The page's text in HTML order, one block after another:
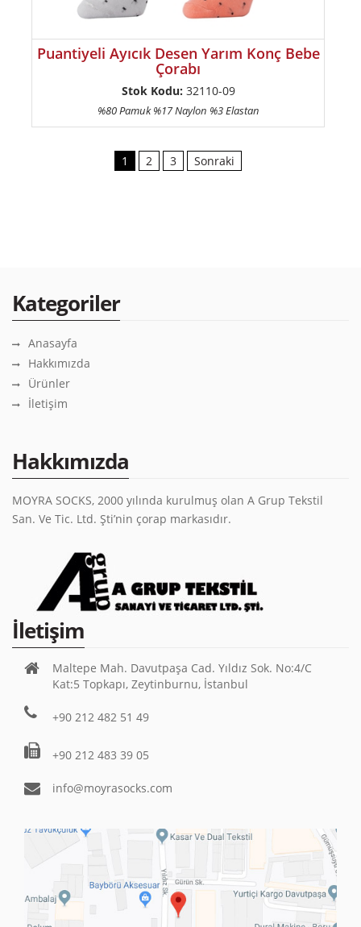
Puantiyeli Ayıcık Desen Yarım Konç Bebe
Çorabı
Stok Kodu: 32110-09
%80 Pamuk %17 Naylon %3 Elastan
1 2 3 Sonraki
Kategoriler
Anasayfa
Hakkımızda
Ürünler
İletişim
Hakkımızda
MOYRA SOCKS, 2000 yılında kurulmuş olan A Grup Tekstil
San. Ve Tic. Ltd. Şti’nin çorap markasıdır.
İletişim
Maltepe Mah. Davutpaşa Cad. Yıldız Sok. No:4/C
Kat:5 Topkapı, Zeytinburnu, İstanbul
+90 212 482 51 49
+90 212 483 39 05
info@moyrasocks.com